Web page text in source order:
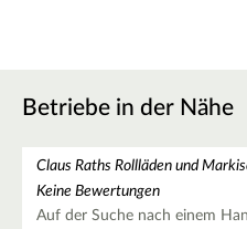
Betriebe in der Nähe
Claus Raths Rollläden und
Keine Bewertungen
Auf der Suche nach einem